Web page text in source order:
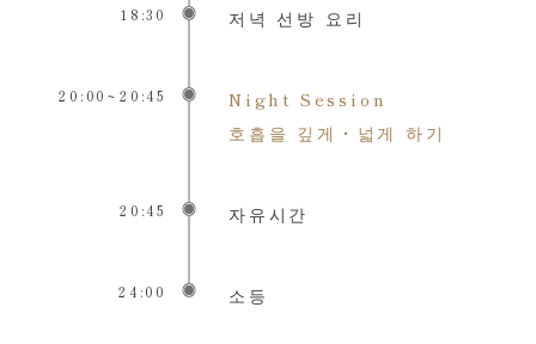
18:30 저녁 선방 요리
20:00~20:45
Night Session
호흡을 깊게・넓게 하기
20:45 자유시간
24:00 소등